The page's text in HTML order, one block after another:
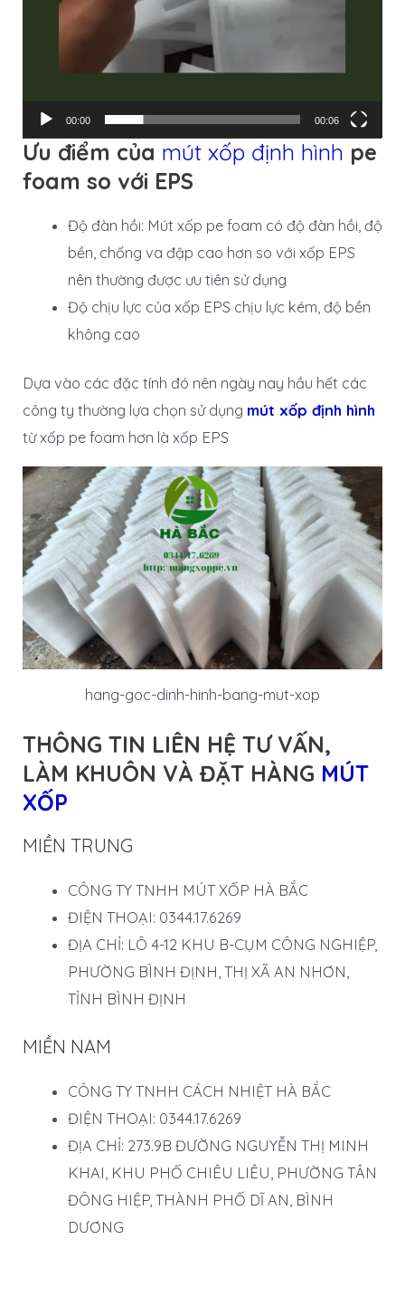
00:00 00:06
Ưu điểm của mút xốp định hình pe
foam so với EPS
Độ đàn hồi: Mút xốp pe foam có độ đàn hồi, độ
bền, chống va đập cao hơn so với xốp EPS
nên thường được ưu tiên sử dụng
Độ chịu lực của xốp EPS chịu lực kém, độ bền
không cao
Dựa vào các đặc tính đó nên ngày nay hầu hết các
công ty thường lựa chọn sử dụng mút xốp định hình
từ xốp pe foam hơn là xốp EPS
hang-goc-dinh-hinh-bang-mut-xop
THÔNG TIN LIÊN HỆ TƯ VẤN,
LÀM KHUÔN VÀ ĐẶT HÀNG MÚT
XỐP
MIỀN TRUNG
CÔNG TY TNHH MÚT XỐP HÀ BẮC
ĐIỆN THOẠI: 0344.17.6269
ĐỊA CHỈ: LÔ 4-12 KHU B-CỤM CÔNG NGHIỆP,
PHƯỜNG BÌNH ĐỊNH, THỊ XÃ AN NHƠN,
TỈNH BÌNH ĐỊNH
MIỀN NAM
CÔNG TY TNHH CÁCH NHIỆT HÀ BẮC
ĐIỆN THOẠI: 0344.17.6269
ĐỊA CHỈ: 273.9B ĐƯỜNG NGUYỄN THỊ MINH
KHAI, KHU PHỐ CHIÊU LIÊU, PHƯỜNG TÂN
ĐÔNG HIỆP, THÀNH PHỐ DĨ AN, BÌNH
DƯƠNG